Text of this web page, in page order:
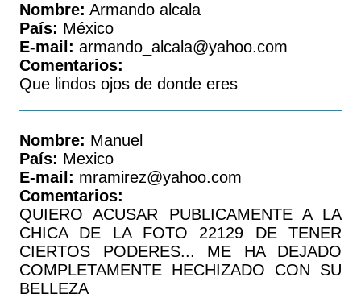
Nombre: Armando alcala
País: México
E-mail: armando_alcala@yahoo.com
Comentarios:
Que lindos ojos de donde eres
Nombre: Manuel
País: Mexico
E-mail: mramirez@yahoo.com
Comentarios:
QUIERO ACUSAR PUBLICAMENTE A LA
CHICA DE LA FOTO 22129 DE TENER
CIERTOS PODERES... ME HA DEJADO
COMPLETAMENTE HECHIZADO CON SU
BELLEZA